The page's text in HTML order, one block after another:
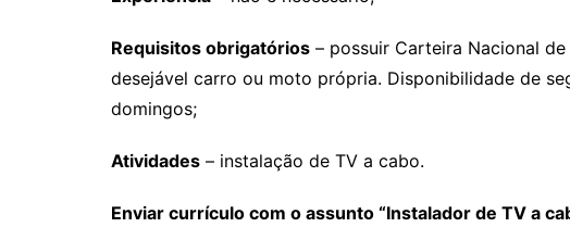
Requisitos obrigatórios – possuir Carteira Nacional de
desejável carro ou moto própria. Disponibilidade de
domingos;
Atividades – instalação de TV a cabo.
Enviar currículo com o assunto “Instalador de TV a